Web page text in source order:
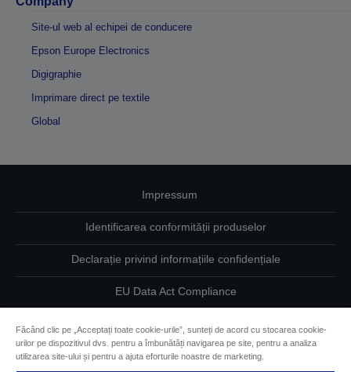
Site-ul web al echipei de conducere
Epson Europe Electronics
Digigraphie
Imprimare direct pe textile
Global
Impressum
Identificarea conformității produselor
Declarație privind informațiile confidențiale
EU Data Act Compliance
Informaţii despre modulele cookie
Făcând clic pe „Acceptați toate cookie-urile”, sunteți de acord cu stocarea cookie-
urilor pe dispozitivul dvs. pentru a îmbunătăți navigarea pe site, pentru a analiza
utilizarea site-ului și pentru a ajuta eforturile noastre de marketing.